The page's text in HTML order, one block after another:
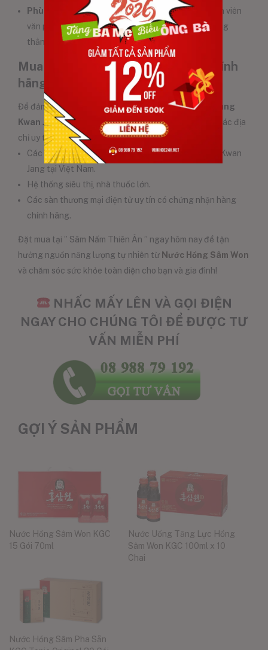
Phù hợp với nhiều đối tượng: Người lớn tuổi, nhân viên
văn phòng, người thường xuyên vận động hoặc căng
thẳng.
Mua Nước Hồng Sâm Won ở đâu chính
hãng?
Để đảm bảo mua đượcNước Hồng Sâm Won KGC Jung
Kwan Jang 30 Gói 70mlchính hãng, bạn nên chọn các địa
chỉ uy tín như:
Các cửa hàng phân phối chính thức của KGC Jung Kwan
Jang tại Việt Nam.
Hệ thống siêu thị, nhà thuốc lớn.
Các sàn thương mại điện tử uy tín có chứng nhận hàng
chính hãng.
Đặt mua tại ” Sâm Nấm Thiên Ân ” ngay hôm nay để tận
hưởng nguồn năng lượng tự nhiên từ Nước Hồng Sâm Won
và chăm sóc sức khỏe toàn diện cho bạn và gia đình!
NHẤC MẤY LÊN VÀ GỌI ĐIỆN
NGAY CHO CHÚNG TÔI ĐỂ ĐƯỢC TƯ
VẤN MIỄN PHÍ
GỢI Ý SẢN PHẨM
Nước Hồng Sâm Won KGC
15 Gói 70ml
Nước Uống Tăng Lực Hồng
Sâm Won KGC 100ml x 10
Chai
Nước Hồng Sâm Pha Sẵn